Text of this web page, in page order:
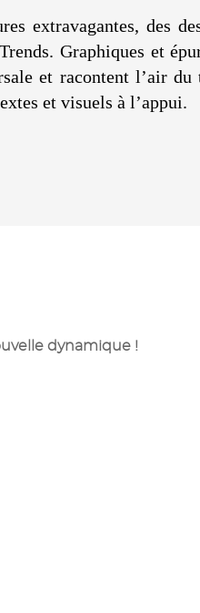
extravagantes, des
Graphiques et
et racontent l’air
et visuels à l’appui.
dynamique !